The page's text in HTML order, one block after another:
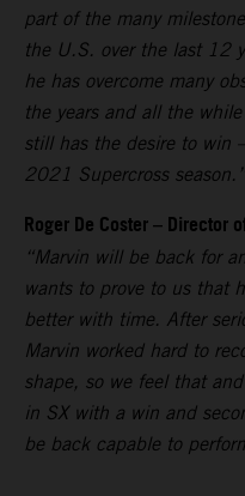
part of the many
the U.S. over the last 12
he has overcome many
the years and all the
still has the desire to win
2021 Supercross season.”
Roger De Coster – Director
“Marvin will be back for
wants to prove to us that
better with time. After
Marvin worked hard to
shape, so we feel that
in SX with a win and
be back capable to